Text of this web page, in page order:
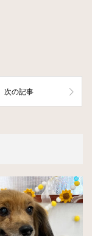
次の記事